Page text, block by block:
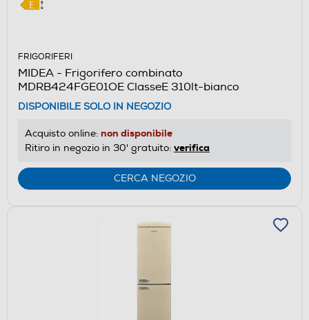
FRIGORIFERI
MIDEA - Frigorifero combinato
MDRB424FGE01OE ClasseE 310lt-bianco
DISPONIBILE SOLO IN NEGOZIO
Acquisto online: non disponibile
Ritiro in negozio in 30' gratuito: verifica
CERCA NEGOZIO